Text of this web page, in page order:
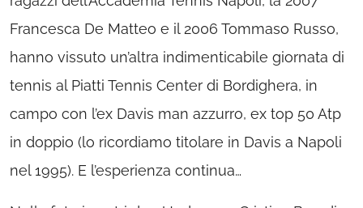
Francesca De Matteo e il 2006 Tommaso Russo,
hanno vissuto un’altra indimenticabile giornata di
tennis al Piatti Tennis Center di Bordighera, in
campo con l’ex Davis man azzurro, ex top 50 Atp
in doppio (lo ricordiamo titolare in Davis a Napoli
nel 1995). E l’esperienza continua…